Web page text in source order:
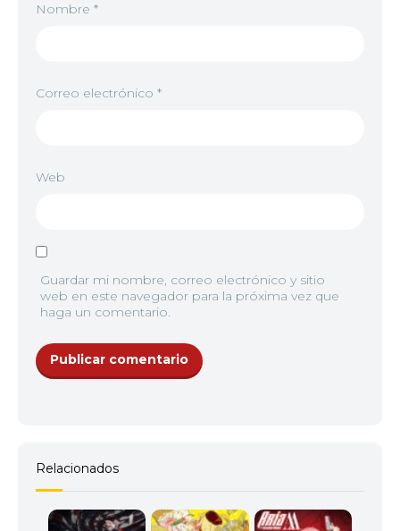
Nombre *
Correo electrónico *
Web
Guardar mi nombre, correo electrónico y sitio
web en este navegador para la próxima vez que
haga un comentario.
Relacionados